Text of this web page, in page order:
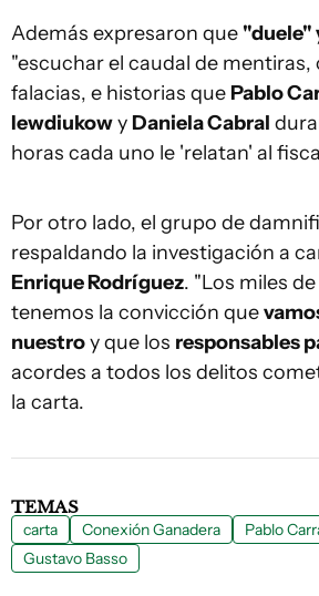
Además expresaron que "duele"
"escuchar el caudal de
falacias, e historias que Pablo
Iewdiukowy Daniela Cabral
horas cada uno le 'relatan' al
Por otro lado, el grupo de
respaldando la investigación a
Enrique Rodríguez. "Los miles
tenemos la convicción que
nuestroy que los responsables
acordes a todos los delitos
la carta.
TEMAS
carta Conexión Ganadera
Pablo
Gustavo Basso